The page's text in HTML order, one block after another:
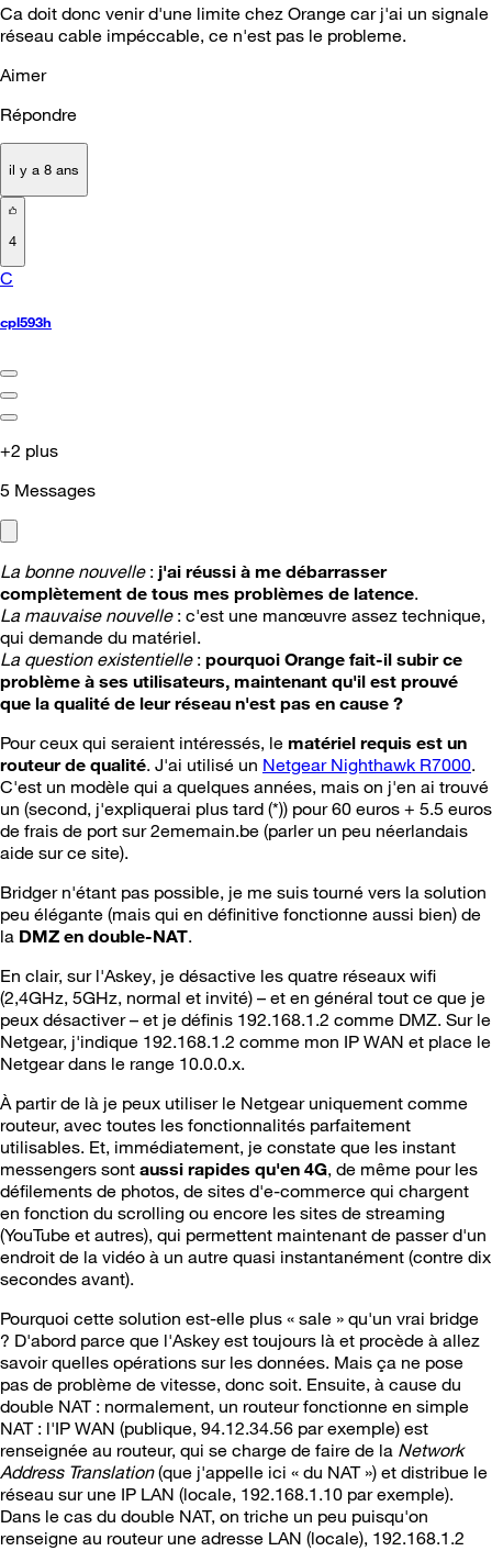
Ca doit donc venir d'une limite chez Orange car j'ai un signale
réseau cable impéccable, ce n'est pas le probleme.
Aimer
Répondre
il y a 8 ans
4
C
cpl593h
+2 plus
5 Messages
La bonne nouvelle: j'ai réussi à me débarrasser
complètement de tous mes problèmes de latence.
La mauvaise nouvelle: c'est une manœuvre assez technique,
qui demande du matériel.
La question existentielle: pourquoi Orange fait-il subir ce
problème à ses utilisateurs, maintenant qu'il est prouvé
que la qualité de leur réseau n'est pas en cause ?
Pour ceux qui seraient intéressés, le matériel requis est un
routeur de qualité. J'ai utilisé un Netgear Nighthawk R7000.
C'est un modèle qui a quelques années, mais on j'en ai trouvé
un (second, j'expliquerai plus tard (*)) pour 60 euros + 5.5 euros
de frais de port sur 2ememain.be (parler un peu néerlandais
aide sur ce site).
Bridger n'étant pas possible, je me suis tourné vers la solution
peu élégante (mais qui en définitive fonctionne aussi bien) de
la DMZ en double-NAT.
En clair, sur l'Askey, je désactive les quatre réseaux wifi
(2,4GHz, 5GHz, normal et invité) – et en général tout ce que je
peux désactiver – et je définis 192.168.1.2 comme DMZ. Sur le
Netgear, j'indique 192.168.1.2 comme mon IP WAN et place le
Netgear dans le range 10.0.0.x.
À partir de là je peux utiliser le Netgear uniquement comme
routeur, avec toutes les fonctionnalités parfaitement
utilisables. Et, immédiatement, je constate que les instant
messengers sont aussi rapides qu'en 4G, de même pour les
défilements de photos, de sites d'e-commerce qui chargent
en fonction du scrolling ou encore les sites de streaming
(YouTube et autres), qui permettent maintenant de passer d'un
endroit de la vidéo à un autre quasi instantanément (contre dix
secondes avant).
Pourquoi cette solution est-elle plus « sale » qu'un vrai bridge
? D'abord parce que l'Askey est toujours là et procède à allez
savoir quelles opérations sur les données. Mais ça ne pose
pas de problème de vitesse, donc soit. Ensuite, à cause du
double NAT : normalement, un routeur fonctionne en simple
NAT : l'IP WAN (publique, 94.12.34.56 par exemple) est
renseignée au routeur, qui se charge de faire de la Network
Address Translation(que j'appelle ici « du NAT ») et distribue le
réseau sur une IP LAN (locale, 192.168.1.10 par exemple).
Dans le cas du double NAT, on triche un peu puisqu'on
renseigne au routeur une adresse LAN (locale), 192.168.1.2